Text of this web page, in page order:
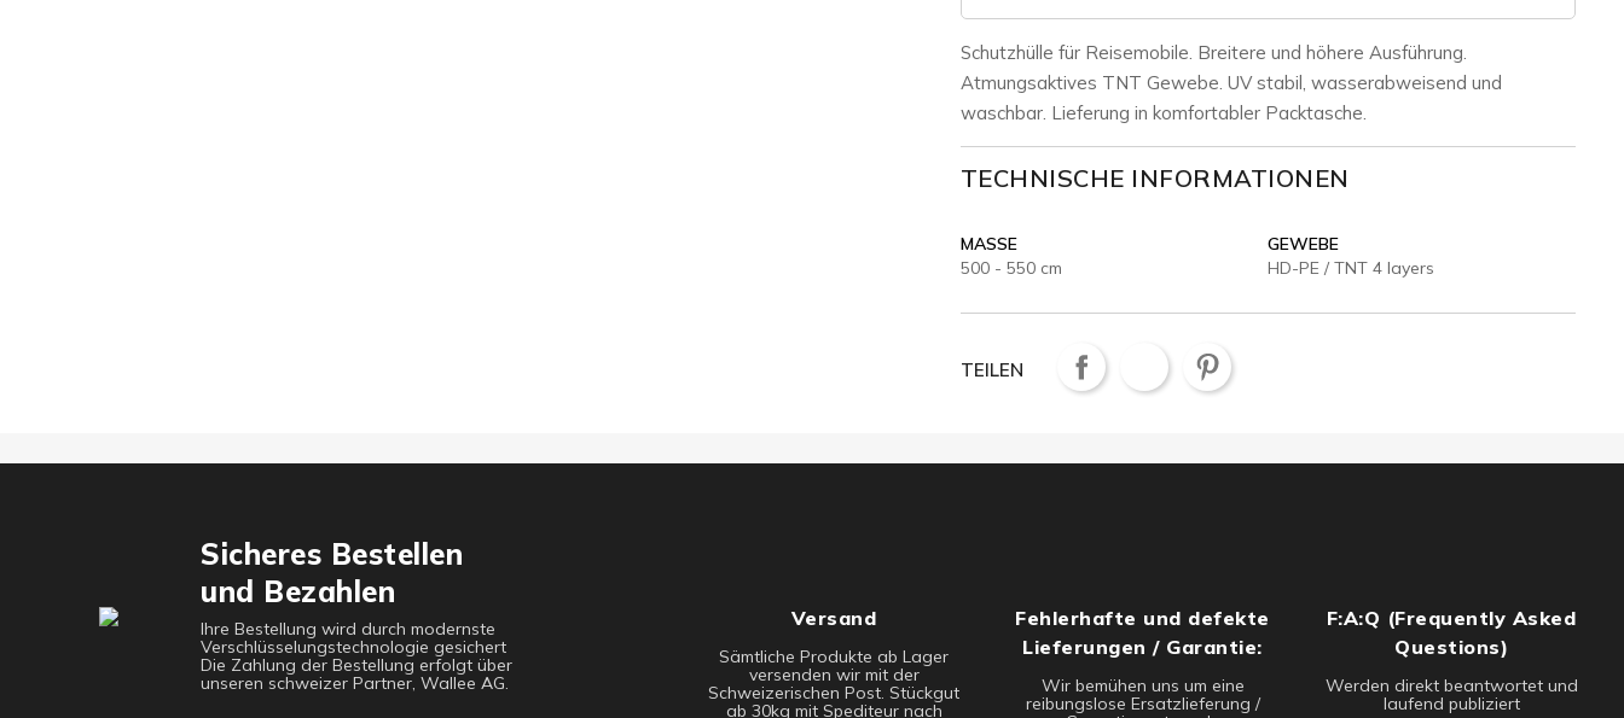
Schutzhülle für Reisemobile. Breitere und höhere Ausführung.
Atmungsaktives TNT Gewebe. UV stabil, wasserabweisend und
waschbar. Lieferung in komfortabler Packtasche.
TECHNISCHE INFORMATIONEN
MASSE
500 - 550 cm
GEWEBE
HD-PE / TNT 4 layers
TEILEN
Sicheres Bestellen
und Bezahlen
Ihre Bestellung wird durch modernste
Verschlüsselungstechnologie gesichert
Die Zahlung der Bestellung erfolgt über
unseren schweizer Partner, Wallee AG.
Versand
Sämtliche Produkte ab Lager
versenden wir mit der
Schweizerischen Post. Stückgut
ab 30kg mit Spediteur nach
Fehlerhafte und defekte
Lieferungen / Garantie:
Wir bemühen uns um eine
reibungslose Ersatzlieferung /
F:A:Q (Frequently Asked
Questions)
Werden direkt beantwortet und
laufend publiziert